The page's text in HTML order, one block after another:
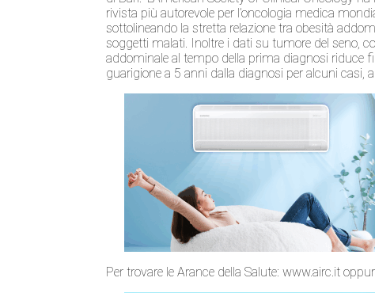
rivista più autorevole per l’oncologia medica
sottolineando la stretta relazione tra obesità
soggetti malati. Inoltre i dati su tumore del seno,
addominale al tempo della prima diagnosi riduce
guarigione a 5 anni dalla diagnosi per alcuni casi,
Per trovare le Arance della Salute: www.airc.it